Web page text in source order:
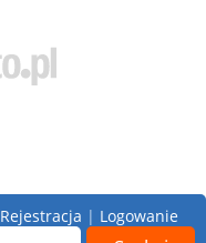
Rejestracja | Logowanie